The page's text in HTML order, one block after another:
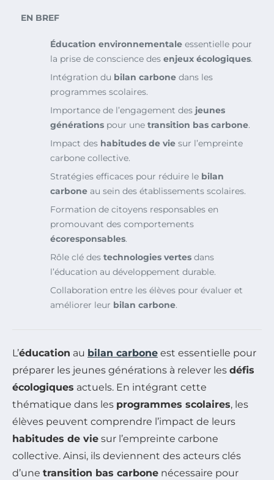
EN BREF
Éducation environnementale essentielle pour
la prise de conscience des enjeux écologiques.
Intégration du bilan carbone dans les
programmes scolaires.
Importance de l’engagement des jeunes
générations pour une transition bas carbone.
Impact des habitudes de vie sur l’empreinte
carbone collective.
Stratégies efficaces pour réduire le bilan
carbone au sein des établissements scolaires.
Formation de citoyens responsables en
promouvant des comportements
écoresponsables.
Rôle clé des technologies vertes dans
l’éducation au développement durable.
Collaboration entre les élèves pour évaluer et
améliorer leur bilan carbone.
L’éducation au bilan carbone est essentielle pour
préparer les jeunes générations à relever les défis
écologiques actuels. En intégrant cette
thématique dans les programmes scolaires, les
élèves peuvent comprendre l’impact de leurs
habitudes de vie sur l’empreinte carbone
collective. Ainsi, ils deviennent des acteurs clés
d’une transition bas carbone nécessaire pour